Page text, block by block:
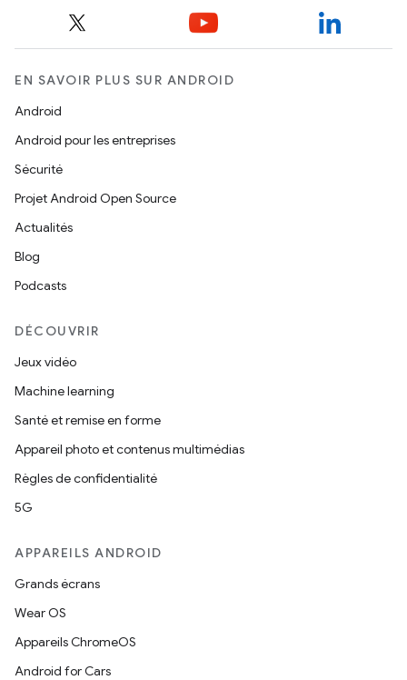
EN SAVOIR PLUS SUR ANDROID
Android
Android pour les entreprises
Sécurité
Projet Android Open Source
Actualités
Blog
Podcasts
DÉCOUVRIR
Jeux vidéo
Machine learning
Santé et remise en forme
Appareil photo et contenus multimédias
Règles de confidentialité
5G
APPAREILS ANDROID
Grands écrans
Wear OS
Appareils ChromeOS
Android for Cars